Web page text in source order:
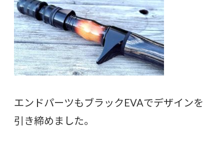
エンドパーツもブラックEVAでデザインを
引き締めました。